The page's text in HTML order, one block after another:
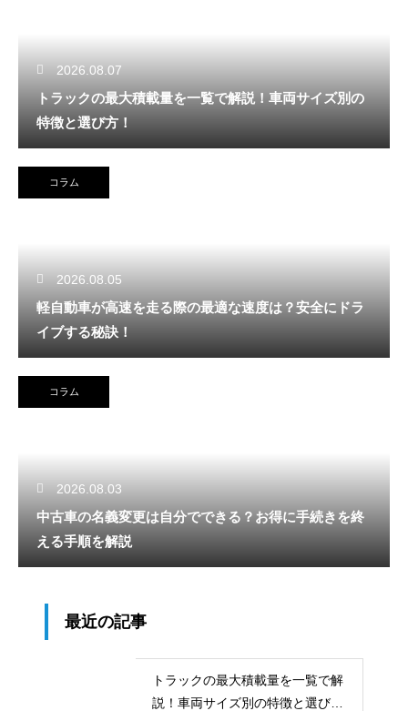
2026.08.07
トラックの最大積載量を一覧で解説！車両サイズ別の
特徴と選び方！
コラム
2026.08.05
軽自動車が高速を走る際の最適な速度は？安全にドラ
イブする秘訣！
コラム
2026.08.03
中古車の名義変更は自分でできる？お得に手続きを終
える手順を解説
最近の記事
トラックの最大積載量を一覧で解
説！車両サイズ別の特徴と選び